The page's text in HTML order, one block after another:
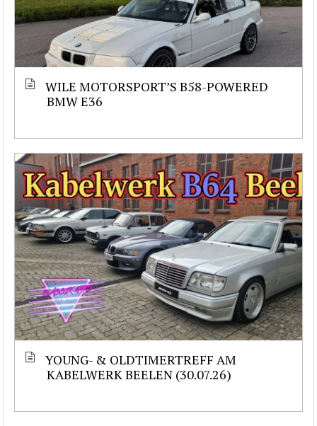
WILE MOTORSPORT’S B58-POWERED
BMW E36
YOUNG- & OLDTIMERTREFF AM
KABELWERK BEELEN (30.07.26)